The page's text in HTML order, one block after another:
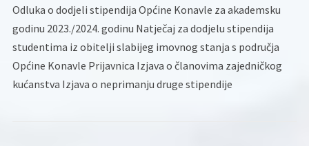
Odluka o dodjeli stipendija Općine Konavle za akademsku
godinu 2023./2024. godinu Natječaj za dodjelu stipendija
studentima iz obitelji slabijeg imovnog stanja s područja
Općine Konavle Prijavnica Izjava o članovima zajedničkog
kućanstva Izjava o neprimanju druge stipendije